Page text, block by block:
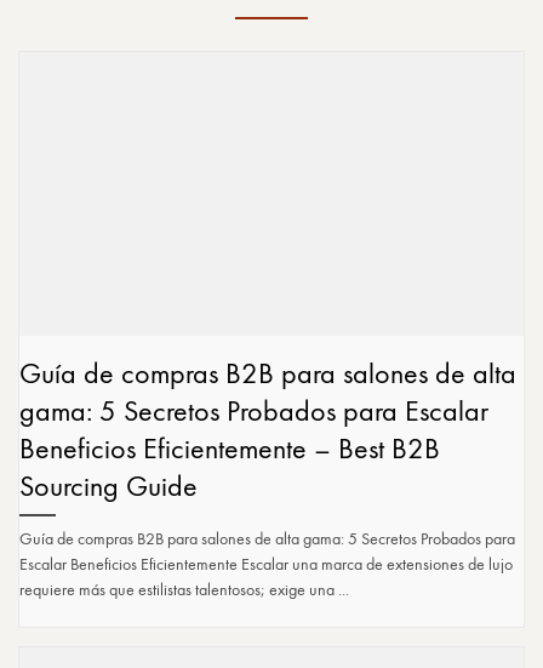
Guía de compras B2B para salones de alta
gama: 5 Secretos Probados para Escalar
Beneficios Eficientemente – Best B2B
Sourcing Guide
Guía de compras B2B para salones de alta gama: 5 Secretos Probados para
Escalar Beneficios Eficientemente Escalar una marca de extensiones de lujo
requiere más que estilistas talentosos; exige una ...